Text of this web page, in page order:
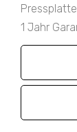
Pressplatte
1 Jahr